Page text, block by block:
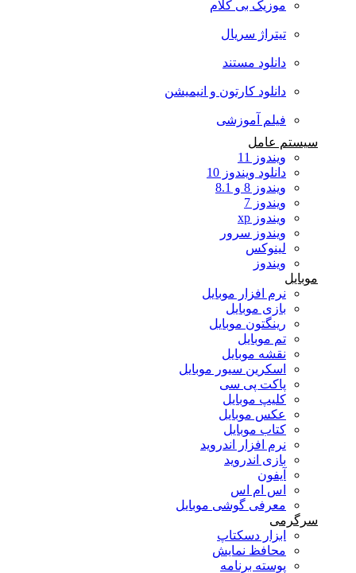
موزیک بی کلام
تیتراژ سریال
دانلود مستند
دانلود کارتون و انیمیشن
فیلم آموزشی
سیستم عامل
ویندوز 11
دانلود ویندوز 10
ویندوز 8 و 8.1
ویندوز 7
ویندوز xp
ویندوز سرور
لینوکس
ویندوز
موبایل
نرم افزار موبایل
بازی موبایل
رینگتون موبایل
تم موبایل
نقشه موبایل
اسکرین سیور موبایل
پاکت پی سی
کلیپ موبایل
عکس موبایل
کتاب موبایل
نرم افزار اندروید
بازی اندروید
آیفون
اس ام اس
معرفی گوشی موبایل
سرگرمی
ابزار دسکتاپ
محافظ نمایش
پوسته برنامه